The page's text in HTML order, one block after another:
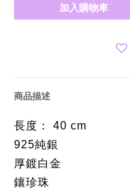
加入購物車
商品描述
長度： 40 cm
925純銀
厚鍍白金
鑲珍珠